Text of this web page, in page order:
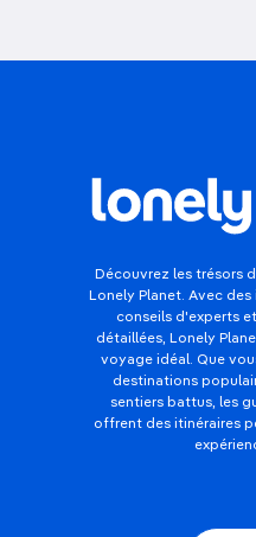
Découvrez les trésors
Lonely Planet. Avec
conseils d'experts
détaillées, Lonely
voyage idéal. Que
destinations
sentiers battus, les
offrent des itinéraires